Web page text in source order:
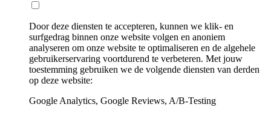
Door deze diensten te accepteren, kunnen we klik- en
surfgedrag binnen onze website volgen en anoniem
analyseren om onze website te optimaliseren en de algehele
gebruikerservaring voortdurend te verbeteren. Met jouw
toestemming gebruiken we de volgende diensten van derden
op deze website:
Google Analytics, Google Reviews, A/B-Testing